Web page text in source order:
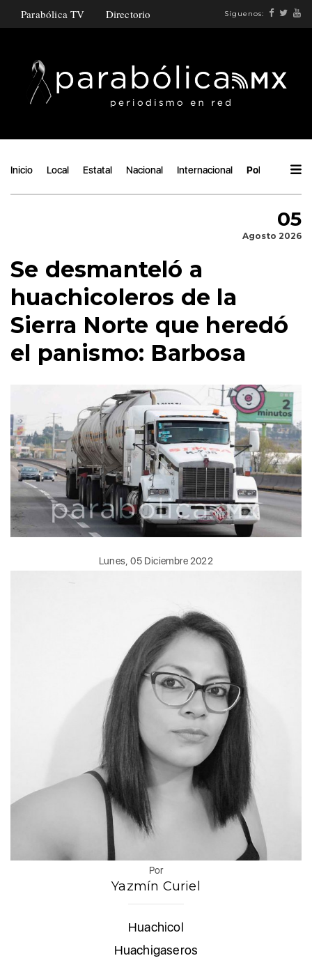
Parabólica TV Directorio Síguenos:
Inicio Local Estatal Nacional Internacional Política
05
Agosto 2026
Se desmanteló a
huachicoleros de la
Sierra Norte que heredó
el panismo: Barbosa
Lunes, 05 Diciembre 2022
Por
Yazmín Curiel
Huachicol
Huachigaseros